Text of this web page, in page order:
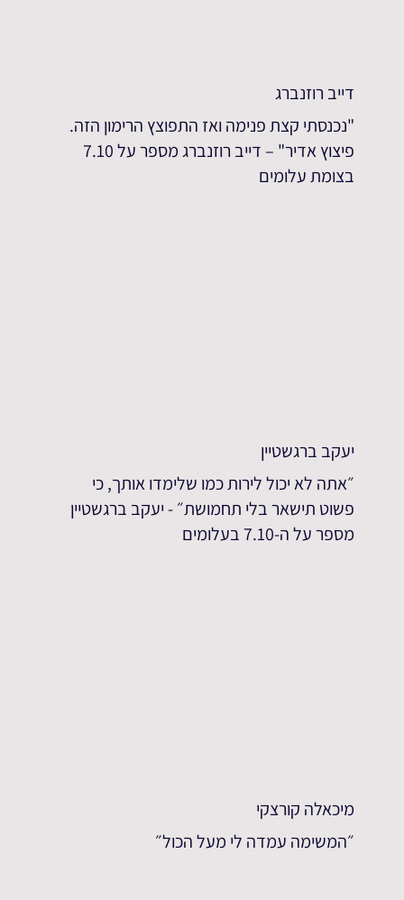
דייב רוזנברג
"נכנסתי קצת פנימה ואז התפוצץ הרימון הזה.
פיצוץ אדיר" – דייב רוזנברג מספר על 7.10
בצומת עלומים
יעקב ברגשטיין
״אתה לא יכול לירות כמו שלימדו אותך, כי
פשוט תישאר בלי תחמושת״ - יעקב ברגשטיין
מספר על ה-7.10 בעלומים
מיכאלה קורצקי
״המשימה עמדה לי מעל הכול״